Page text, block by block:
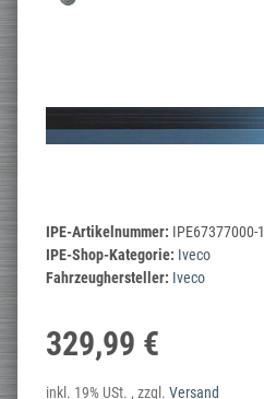
IPE-Artikelnummer: IPE67377000-1
IPE-Shop-Kategorie: Iveco
Fahrzeughersteller: Iveco
329,99 €
inkl. 19% USt. , zzgl. Versand